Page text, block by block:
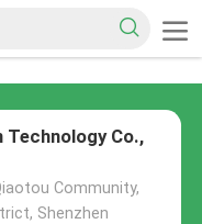
Technology Co.,
Community,
Shenzhen